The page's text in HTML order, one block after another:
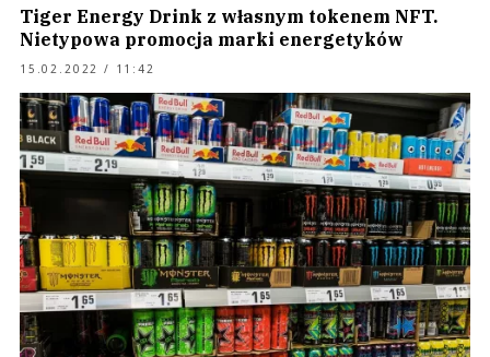
Tiger Energy Drink z własnym tokenem NFT.
Nietypowa promocja marki energetyków
15.02.2022 / 11:42